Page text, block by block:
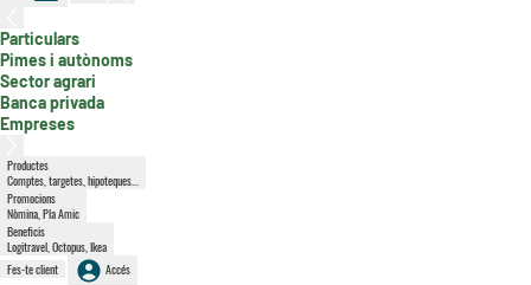
Particulars, secció activa
Pimes i autònoms
Sector agrari
Banca privada
Empreses
Productes
Comptes, targetes, hipoteques...
Promocions
Nòmina, Pla Amic
Beneficis
Logitravel, Octopus, Ikea
Fes-te client
Accés